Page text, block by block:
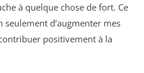
à quelque chose de fort. Ce
d’augmenter mes
positivement à la